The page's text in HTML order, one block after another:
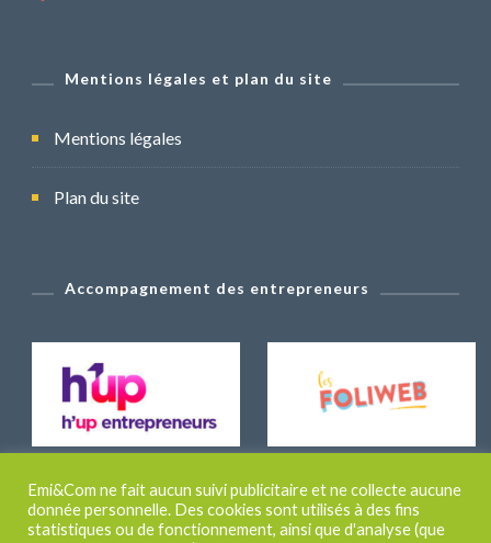
Mentions légales et plan du site
Mentions légales
Plan du site
Accompagnement des entrepreneurs
Emi&Com ne fait aucun suivi publicitaire et ne collecte aucune
donnée personnelle. Des cookies sont utilisés à des fins
statistiques ou de fonctionnement, ainsi que d'analyse (que